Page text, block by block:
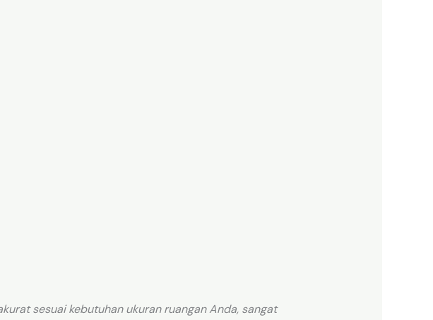
sesuai kebutuhan ukuran ruangan Anda, sangat